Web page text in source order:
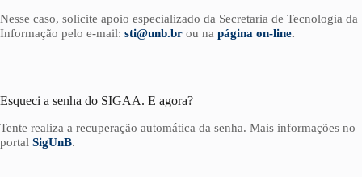
Nesse caso, solicite apoio especializado da Secretaria de Tecnologia da
Informação pelo e-mail: sti@unb.br ou na página on-line.
Esqueci a senha do SIGAA. E agora?
Tente realiza a recuperação automática da senha. Mais informações no
portal SigUnB.